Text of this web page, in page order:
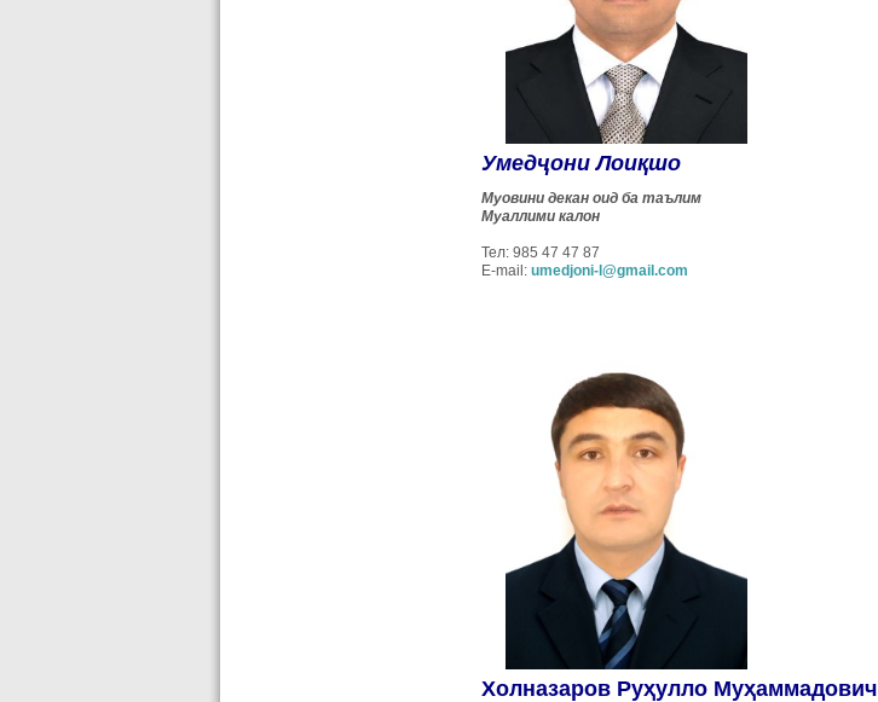
Умедҷони Лоиқшо
Муовини декан оид ба таълим
Муаллими калон
Тел: 985 47 47 87
E-mail: umedjoni-l@gmail.com
Холназаров Руҳулло Муҳаммадович